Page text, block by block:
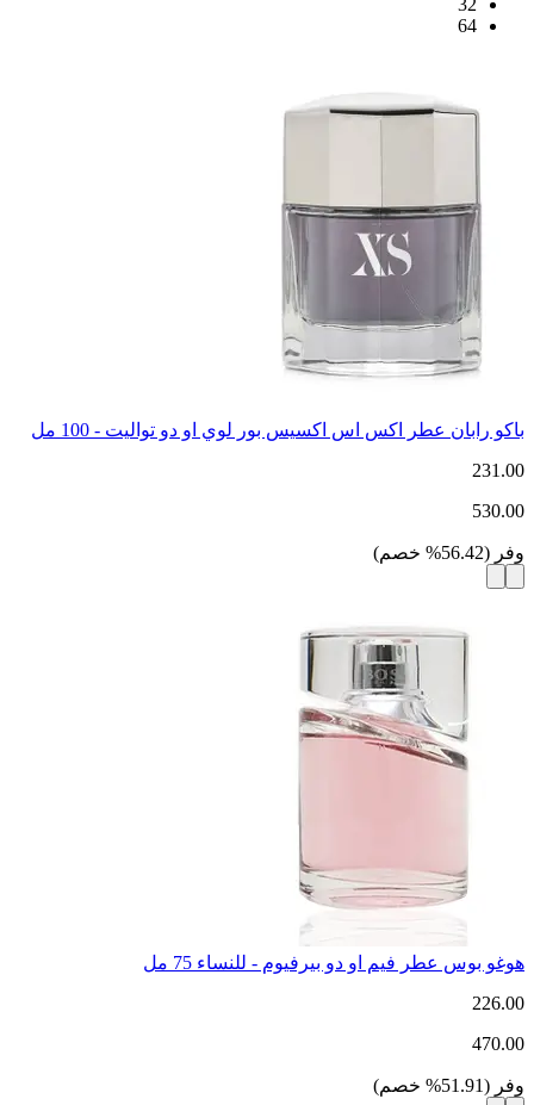
32
64
باكو رابان عطر اكس اس اكسيس بور لوي او دو تواليت - 100 مل
231.00
530.00
وفر (
56.42
% خصم)
هوغو بوس عطر فيم او دو بيرفيوم - للنساء 75 مل
226.00
470.00
وفر (
51.91
% خصم)